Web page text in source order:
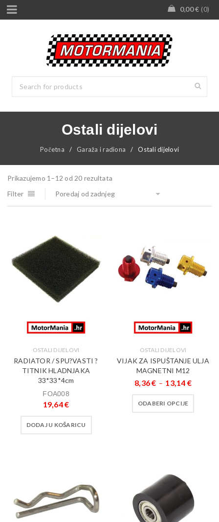
0,00€ 0
Ostali dijelovi
Početna / Garaža i radiona / Ostali dijelovi
Prikazujemo 1–12 od 20 rezultata
Filter
Poredaj od zadnjeg
OSTALI DIJELOVI
RADIATOR / SPU?VASTI ?
TITNIK HLADNJAKA
33*33*4cm
FOA008
19,64€
DODAJ U KOŠARICU
OSTALI DIJELOVI
VIJAK ZA ISPUŠTANJE ULJA
MAGNETNI M12
8,36€ – 13,14 €
ODABERI OPCIJE